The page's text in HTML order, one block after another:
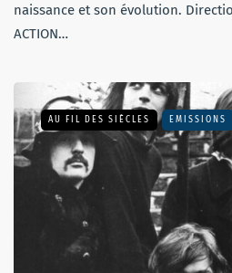
naissance et son évolution.
ACTION…
AU FIL DES SIÈCLES EMISSIONS